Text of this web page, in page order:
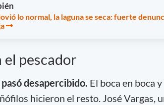
lo normal, la laguna se seca: fuerte
el pescador
desapercibido. El boca en boca
hicieron el resto. José Vargas,